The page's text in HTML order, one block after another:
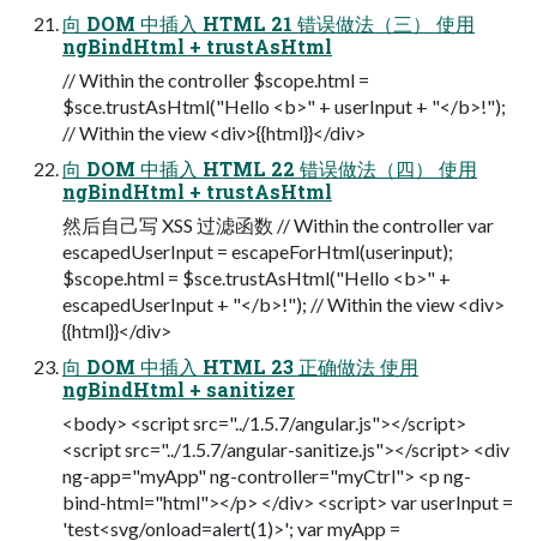
向 DOM 中插入 HTML 21 错误做法（三） 使用
ngBindHtml + trustAsHtml
// Within the controller $scope.html =
$sce.trustAsHtml("Hello <b>" + userInput + "</b>!");
// Within the view <div>{{html}}</div>
向 DOM 中插入 HTML 22 错误做法（四） 使用
ngBindHtml + trustAsHtml
然后自己写 XSS 过滤函数 // Within the controller var
escapedUserInput = escapeForHtml(userinput);
$scope.html = $sce.trustAsHtml("Hello <b>" +
escapedUserInput + "</b>!"); // Within the view <div>
{{html}}</div>
向 DOM 中插入 HTML 23 正确做法 使用
ngBindHtml + sanitizer
<body> <script src="../1.5.7/angular.js"></script>
<script src="../1.5.7/angular-sanitize.js"></script> <div
ng-app="myApp" ng-controller="myCtrl"> <p ng-
bind-html="html"></p> </div> <script> var userInput =
'test<svg/onload=alert(1)>'; var myApp =